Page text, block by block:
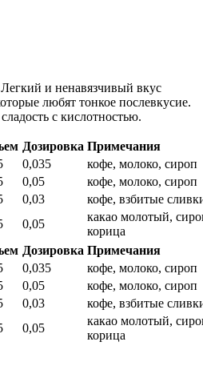
и ненавязчивый вкус
любят тонкое послевкусие.
с кислотностью.
Дозировка Примечания
0,035
кофе, молоко, сироп
0,05
кофе, молоко, сироп
0,03
кофе, взбитые
0,05
какао молотый,
корица
Дозировка Примечания
0,035
кофе, молоко, сироп
0,05
кофе, молоко, сироп
0,03
кофе, взбитые
0,05
какао молотый,
корица